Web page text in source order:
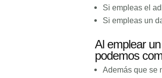
Si empleas el
Si empleas un
Al emplear
podemos
Además que se